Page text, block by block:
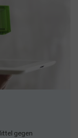
gegen